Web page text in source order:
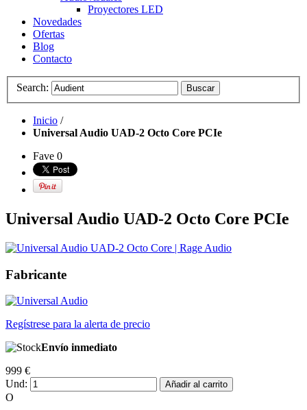
Proyectores LED
Novedades
Ofertas
Blog
Contacto
Search: Buscar
Inicio /
Universal Audio UAD-2 Octo Core PCIe
Fave 0
Universal Audio UAD-2 Octo Core PCIe
Fabricante
Regístrese para la alerta de precio
Envío inmediato
999 €
Und:
Añadir al carrito
O